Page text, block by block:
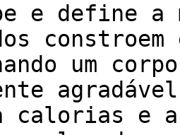
e define a
um
calorias e